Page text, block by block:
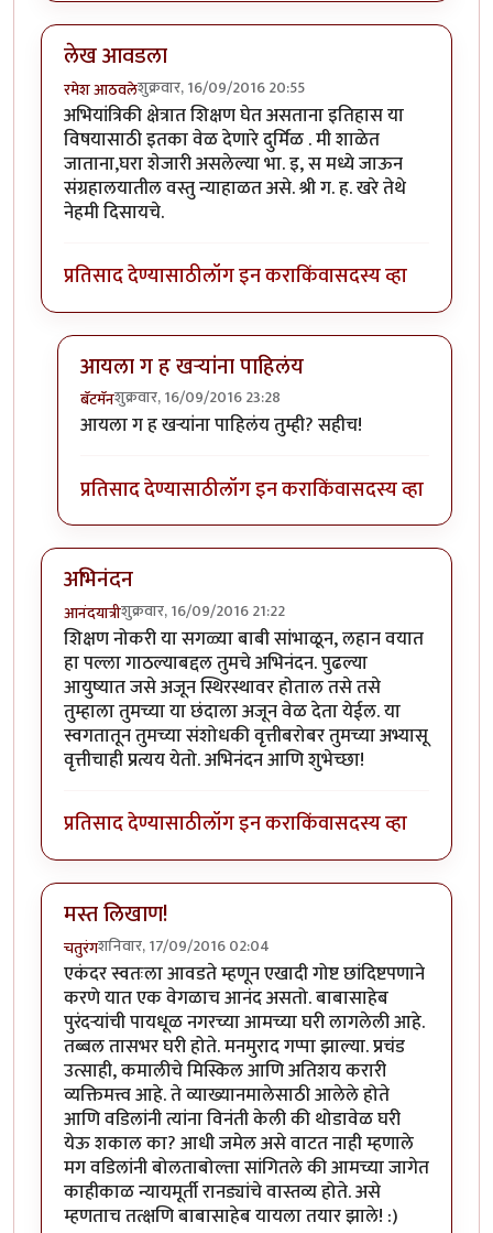
लेख आवडला
रमेश आठवलेशुक्रवार, 16/09/2016 20:55
अभियांत्रिकी क्षेत्रात शिक्षण घेत असताना इतिहास या
विषयासाठी इतका वेळ देणारे दुर्मिळ . मी शाळेत
जाताना,घरा शेजारी असलेल्या भा. इ, स मध्ये जाऊन
संग्रहालयातील वस्तु न्याहाळत असे. श्री ग. ह. खरे तेथे
नेहमी दिसायचे.
प्रतिसाद देण्यासाठीलॉग इन कराकिंवासदस्य व्हा
आयला ग ह खर्‍यांना पाहिलंय
बॅटमॅनशुक्रवार, 16/09/2016 23:28
In reply toलेख आवडलाbyरमेश आठवले
आयला ग ह खर्‍यांना पाहिलंय तुम्ही? सहीच!
प्रतिसाद देण्यासाठीलॉग इन कराकिंवासदस्य व्हा
अभिनंदन
आनंदयात्रीशुक्रवार, 16/09/2016 21:22
शिक्षण नोकरी या सगळ्या बाबी सांभाळून, लहान वयात
हा पल्ला गाठल्याबद्दल तुमचे अभिनंदन. पुढल्या
आयुष्यात जसे अजून स्थिरस्थावर होताल तसे तसे
तुम्हाला तुमच्या या छंदाला अजून वेळ देता येईल. या
स्वगतातून तुमच्या संशोधकी वृत्तीबरोबर तुमच्या अभ्यासू
वृत्तीचाही प्रत्यय येतो. अभिनंदन आणि शुभेच्छा!
प्रतिसाद देण्यासाठीलॉग इन कराकिंवासदस्य व्हा
मस्त लिखाण!
चतुरंगशनिवार, 17/09/2016 02:04
एकंदर स्वतःला आवडते म्हणून एखादी गोष्ट छांदिष्टपणाने
करणे यात एक वेगळाच आनंद असतो. बाबासाहेब
पुरंदर्‍यांची पायधूळ नगरच्या आमच्या घरी लागलेली आहे.
तब्बल तासभर घरी होते. मनमुराद गप्पा झाल्या. प्रचंड
उत्साही, कमालीचे मिस्किल आणि अतिशय करारी
व्यक्तिमत्त्व आहे. ते व्याख्यानमालेसाठी आलेले होते
आणि वडिलांनी त्यांना विनंती केली की थोडावेळ घरी
येऊ शकाल का? आधी जमेल असे वाटत नाही म्हणाले
मग वडिलांनी बोलताबोल्ता सांगितले की आमच्या जागेत
काहीकाळ न्यायमूर्ती रानड्यांचे वास्तव्य होते. असे
म्हणताच तत्क्षणि बाबासाहेब यायला तयार झाले! :)